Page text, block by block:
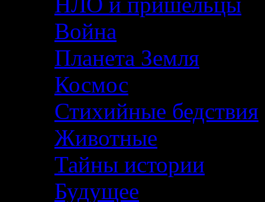
Война
Планета Земля
Космос
Стихийные бедствия
Животные
Тайны истории
Будущее